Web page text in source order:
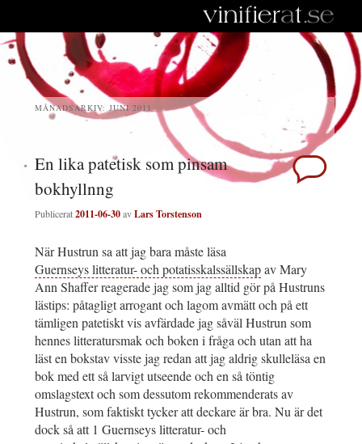
MÅNADSARKIV:JUNI 2011
En lika patetisk som pinsam
bokhyllnng
Publicerat2011-06-30avLars Torstenson
När Hustrun sa att jag bara måste läsa
Guernseys litteratur- och potatisskalssällskapav Mary
Ann Shaffer reagerade jag som jag alltid gör på Hustruns
lästips: påtagligt arrogant och lagom avmätt och på ett
tämligen patetiskt vis avfärdade jag såväl Hustrun som
hennes litteratursmak och boken i fråga och utan att ha
läst en bokstav visste jag redan att jag aldrig skulleläsa en
bok med ett så larvigt utseende och en så töntig
omslagstext och som dessutom rekommenderats av
Hustrun, som faktiskt tycker att deckare är bra. Nu är det
dock så att 1 Guernseys litteratur- och